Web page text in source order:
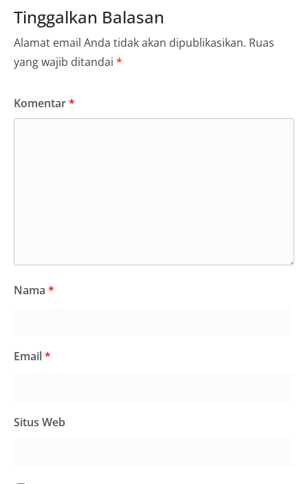
Tinggalkan Balasan
Alamat email Anda tidak akan dipublikasikan. Ruas
yang wajib ditandai *
Komentar*
Nama *
Email*
Situs Web